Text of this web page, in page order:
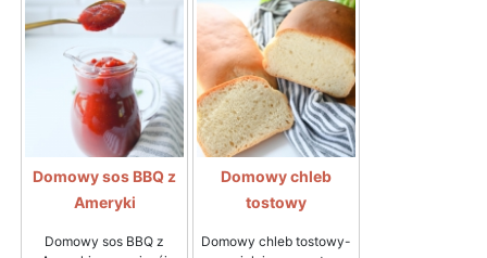
Domowy sos BBQ z
Ameryki
Domowy sos BBQ z
Domowy chleb
tostowy
Domowy chleb tostowy-